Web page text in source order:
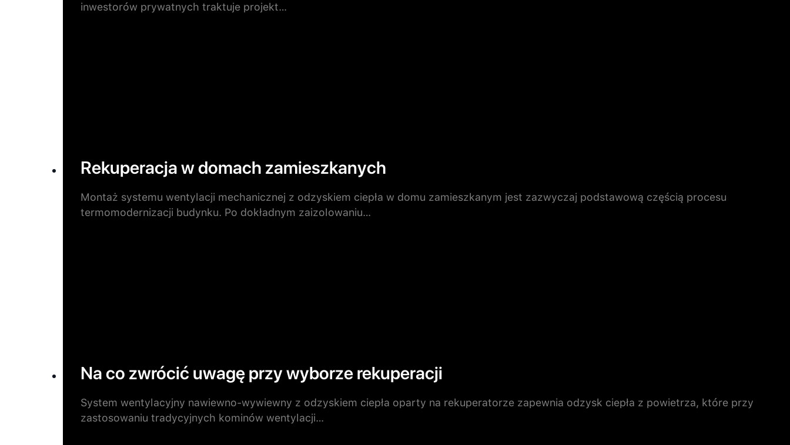
inwestorów prywatnych traktuje projekt…
Rekuperacja w domach zamieszkanych
Montaż systemu wentylacji mechanicznej z odzyskiem ciepła w domu zamieszkanym jest zazwyczaj podstawową częścią procesu
termomodernizacji budynku. Po dokładnym zaizolowaniu…
Na co zwrócić uwagę przy wyborze rekuperacji
System wentylacyjny nawiewno-wywiewny z odzyskiem ciepła oparty na rekuperatorze zapewnia odzysk ciepła z powietrza, które przy
zastosowaniu tradycyjnych kominów wentylacji…